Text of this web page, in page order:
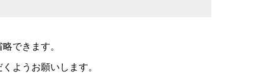
できます。
ようお願いします。